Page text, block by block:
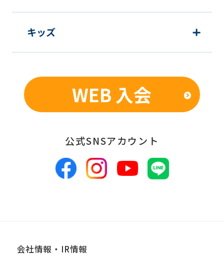
個人を特定できないよう加工したうえ
での統計的なデータの作成、活用、公
■個人情報の管理
報は、適切かつ慎重に管理し、漏洩、改
ざん、紛失等がないよう適正な管理に努
めます。当社において安全管理のために
講じている措置の内容については、本プ
■個人情報の開示
キッズ
WEB 入会
公式SNSアカウント
会社情報・IR情報